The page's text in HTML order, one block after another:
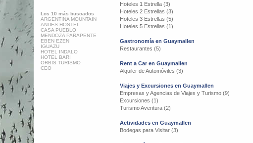
Los 10 más buscados
ARGENTINA MOUNTAIN
ANDES HOSTEL
CASA PUEBLO
MENDOZA PARAPENTE
EBEN EZEN
IGUAZU
HOTEL INDALO
HOTEL BARI
ORBIS TURISMO
CEO
Hoteles 1 Estrella (3)
Hoteles 2 Estrellas (3)
Hoteles 3 Estrellas (5)
Hoteles 5 Estrellas (1)
Gastronomía en Guaymallen
Restaurantes (5)
Rent a Car en Guaymallen
Alquiler de Automóviles (3)
Viajes y Excursiones en Guaymallen
Empresas y Agencias de Viajes y Turismo (9)
Excursiones (1)
Turismo Aventura (2)
Actividades en Guaymallen
Bodegas para Visitar (3)